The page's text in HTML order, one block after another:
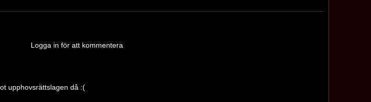
Logga in för att kommentera
upphovsrättslagen då :(